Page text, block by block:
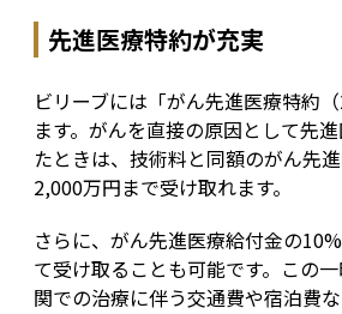
先進医療特約が充実
ビリーブには「がん先進医療特約
ます。がんを直接の原因として先
たときは、技術料と同額のがん先
2,000万円まで受け取れます。
さらに、がん先進医療給付金の
て受け取ることも可能です。この
関での治療に伴う交通費や宿泊費な